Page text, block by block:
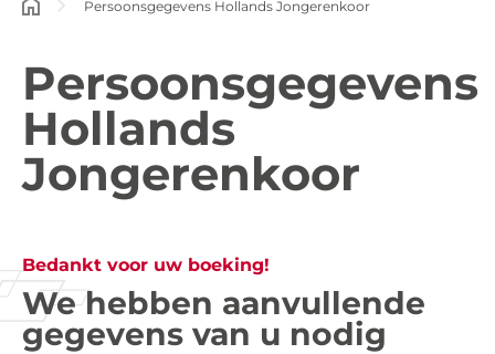
Persoonsgegevens Hollands Jongerenkoor
Persoonsgegevens
Hollands
Jongerenkoor
Bedankt voor uw boeking!
We hebben aanvullende
gegevens van u nodig